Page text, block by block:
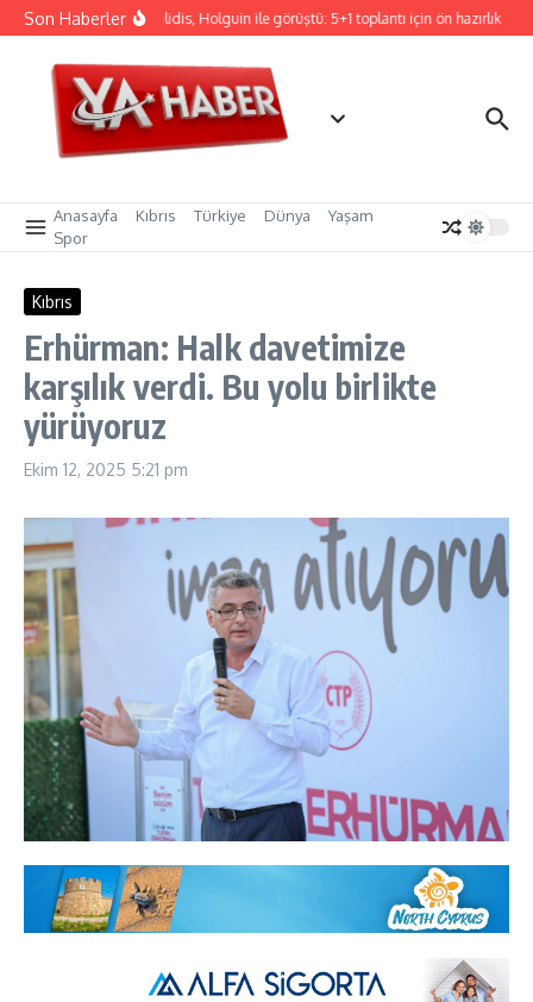
İçeriğe atla
Son HaberlerHristodulidis, Holguin ile görüştü: 5+1 toplantı için ön hazırlık
Anasayfa Kıbrıs Türkiye Dünya
Yaşam
Spor
Kıbrıs
Erhürman: Halk davetimize
karşılık verdi. Bu yolu birlikte
yürüyoruz
Ekim 12, 2025 5:21 pm